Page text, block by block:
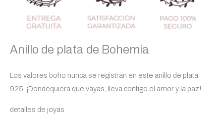
Anillo de plata de Bohemia
Los valores boho nunca se registran en este anillo de plata
925. ¡Dondequiera que vayas, lleva contigo el amor y la paz!
detalles de joyas